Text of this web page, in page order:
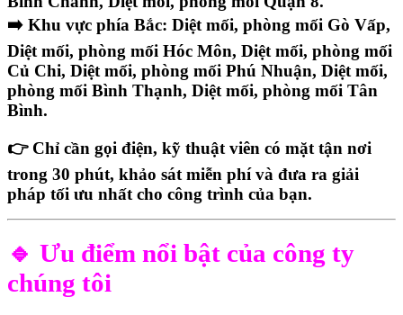
➡️ Khu vực phía Bắc: Diệt mối, phòng mối Gò Vấp,
Diệt mối, phòng mối Hóc Môn, Diệt mối, phòng mối
Củ Chi, Diệt mối, phòng mối Phú Nhuận, Diệt mối,
phòng mối Bình Thạnh, Diệt mối, phòng mối Tân
Bình.
👉 Chỉ cần gọi điện, kỹ thuật viên có mặt tận nơi
trong 30 phút, khảo sát miễn phí và đưa ra giải
pháp tối ưu nhất cho công trình của bạn.
🔹 Ưu điểm nổi bật của công ty
chúng tôi